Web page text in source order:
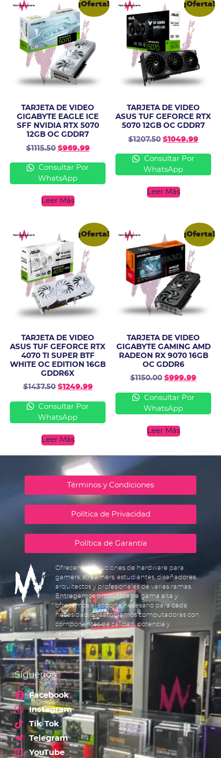
¡Oferta!
TARJETA DE VIDEO
GIGABYTE EAGLE ICE
SFF NVIDIA RTX 5070
12GB OC GDDR7
$1115.50 $969.99
Consultar Por
WhatsApp
Leer Más
¡Oferta!
TARJETA DE VIDEO
ASUS TUF GEFORCE RTX
5070 12GB OC GDDR7
$1207.50 $1049.99
Consultar Por
WhatsApp
Leer Más
¡Oferta!
TARJETA DE VIDEO
ASUS TUF GEFORCE RTX
4070 TI SUPER BTF
WHITE OC EDITION 16GB
GDDR6X
$1437.50 $1249.99
Consultar Por
WhatsApp
Leer Más
¡Oferta!
TARJETA DE VIDEO
GIGABYTE GAMING AMD
RADEON RX 9070 16GB
OC GDDR6
$1150.00 $999.99
Consultar Por
WhatsApp
Leer Más
Términos y Condiciones
Política de Privacidad
Política de Garantía
Ofrecemos soluciones de hardware para
gamers, streamers, estudiantes, diseñadores,
arquitectos y profesionales de varias ramas.
Entregamos productos de gama alta y
ofrecemos el soporte necesario para cada
necesidad. Ensamblamos computadoras con
componentes de calidad, potencia y
rendimiento.
Síguenos
Facebook
Instagram
Tik Tok
Telegram
YouTube